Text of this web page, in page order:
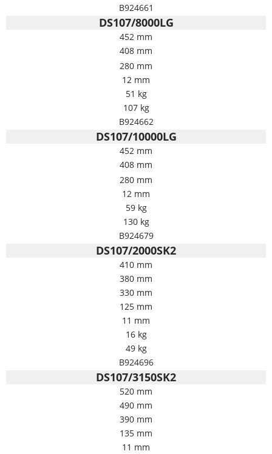
B924661
DS107/8000LG
452 mm
408 mm
280 mm
12 mm
51 kg
107 kg
B924662
DS107/10000LG
452 mm
408 mm
280 mm
12 mm
59 kg
130 kg
B924679
DS107/2000SK2
410 mm
380 mm
330 mm
125 mm
11 mm
16 kg
49 kg
B924696
DS107/3150SK2
520 mm
490 mm
390 mm
135 mm
11 mm